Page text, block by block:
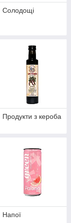
Солодощі
Продукти з кероба
Напої